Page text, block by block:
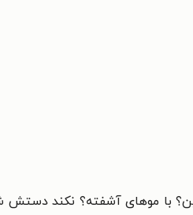
با موهای آشفته؟ نکند